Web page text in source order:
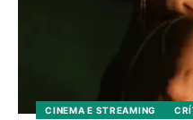
CINEMA E STREAMING